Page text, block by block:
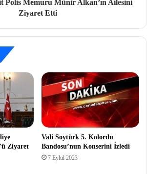
Polis Memuru Münir Alkan’ın Ailesini
Ziyaret Etti
Ziyaret
Vali Soytürk 5. Kolordu
Bandosu’nun Konserini İzledi
7 Eylül 2023